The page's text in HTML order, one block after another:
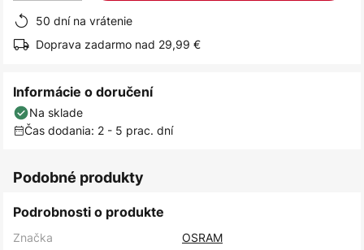
50 dní na vrátenie
Doprava zadarmo nad 29,99 €
Informácie o doručení
Na sklade
Čas dodania: 2 - 5 prac. dní
Podobné produkty
Podrobnosti o produkte
Značka
OSRAM